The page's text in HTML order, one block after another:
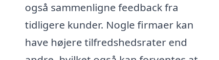
også sammenligne feedback fra
tidligere kunder. Nogle firmaer kan
have højere tilfredshedsrater end